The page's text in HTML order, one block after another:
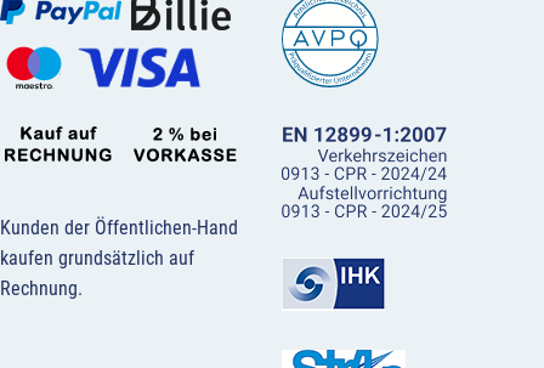
Kunden der Öffentlichen-Hand
kaufen grundsätzlich auf
Rechnung.